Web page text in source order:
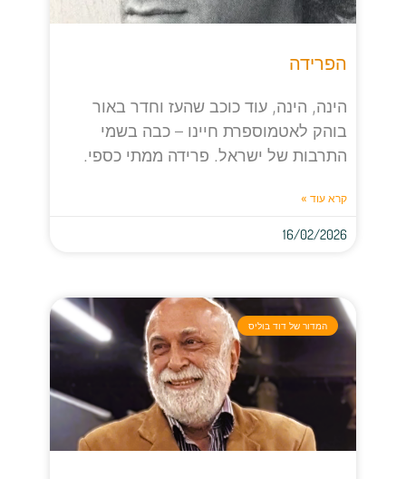
הפרידה
הינה, הינה, עוד כוכב שהעז וחדר באור
בוהק לאטמוספרת חיינו – כבה בשמי
התרבות של ישראל. פרידה ממתי כספי.
קרא עוד »
16/02/2026
המדור של דוד בוליס